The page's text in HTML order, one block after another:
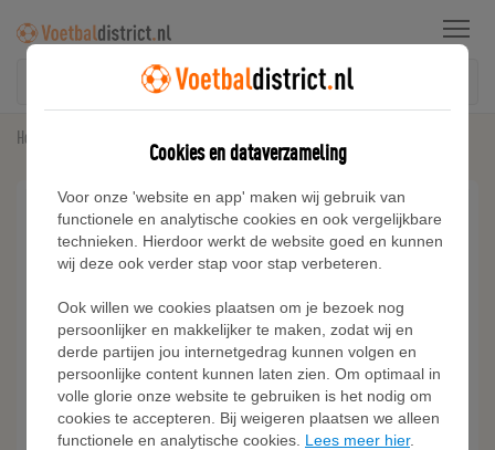
Menu
Home
Cookies en dataverzameling
Voor onze 'website en app' maken wij gebruik van
functionele en analytische cookies en ook vergelijkbare
technieken. Hierdoor werkt de website goed en kunnen
wij deze ook verder stap voor stap verbeteren.
Ook willen we cookies plaatsen om je bezoek nog
persoonlijker en makkelijker te maken, zodat wij en
derde partijen jou internetgedrag kunnen volgen en
persoonlijke content kunnen laten zien. Om optimaal in
volle glorie onze website te gebruiken is het nodig om
cookies te accepteren. Bij weigeren plaatsen we alleen
functionele en analytische cookies. Lees meer hier.